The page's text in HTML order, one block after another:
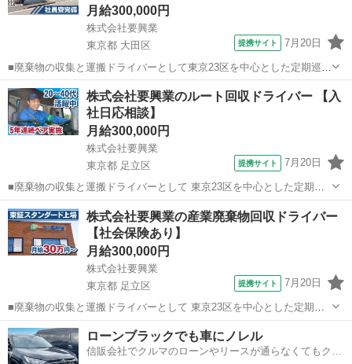
月給300,000円
株式会社要興業
東京都 大田区
提携サイト 7月20日
■廃棄物の収集と運搬ドライバーとして東京23区を中心とした定期巡回
をしていただきます。 （コースによりますが、1日70、80件程度） ル
ートは固定なので道を覚えれば安心。 荷待ちもないので効率的に作業
が進みます。 【回収物...
東京 大田区 その他
株式会社要興業のルート回収ドライバー 【入
社日応相談】
月給300,000円
株式会社要興業
東京都 足立区
提携サイト 7月20日
■廃棄物の収集と運搬ドライバーとして 東京23区を中心とした定期巡
回をしていただきます。 （コースによりますが、1日70、80件程度）
ルートは固定なので道を覚えれば安心。 荷待ちもないので効率的に作
業が進みます。 【回収...
東京 足立区 その他
株式会社要興業の産業廃棄物回収ドライバー
【社会保険あり】
月給300,000円
株式会社要興業
東京都 足立区
提携サイト 7月20日
■廃棄物の収集と運搬ドライバーとして 東京23区を中心とした定期巡
回をしていただきます。 （コースによりますが、1日70、80件程度）
ルートは固定なので道を覚えれば安心。 荷待ちもないので効率的に作
業が進みます。 【回収...
東京 足立区 その他
ローンブラックでも車にノレル
信販会社でクルマのローンやリースが通らなくてもクル